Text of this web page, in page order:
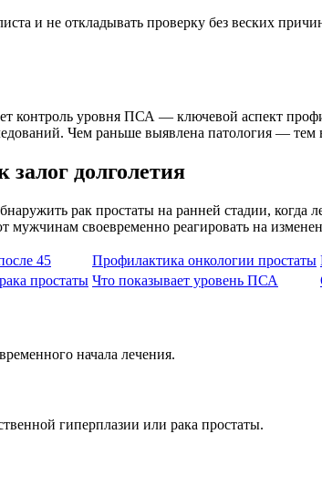
и не откладывать проверку без веских
контроль уровня ПСА — ключевой аспект
Чем раньше выявлена патология — тем
долголетия
рак простаты на ранней стадии, когда
своевременно реагировать на
45 Профилактика онкологии простаты
простаты Что показывает уровень ПСА
начала лечения.
гиперплазии или рака простаты.